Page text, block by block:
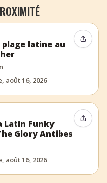
plage latine au
août 16, 2026
Latin Funky
Glory Antibes
août 16, 2026